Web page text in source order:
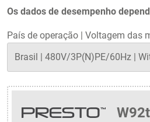
Os dados de desempenho
País de operação | Voltagem das